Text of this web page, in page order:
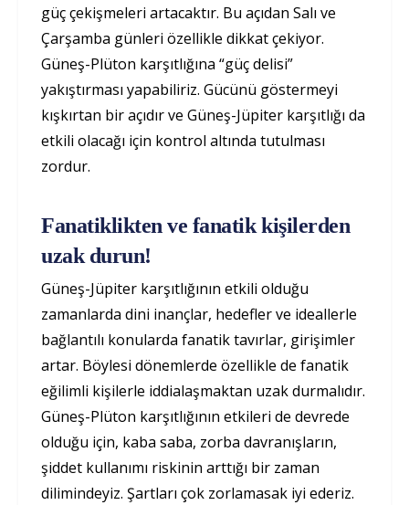
güç çekişmeleri artacaktır. Bu açıdan Salı ve
Çarşamba günleri özellikle dikkat çekiyor.
Güneş-Plüton karşıtlığına “güç delisi”
yakıştırması yapabiliriz. Gücünü göstermeyi
kışkırtan bir açıdır ve Güneş-Jüpiter karşıtlığı da
etkili olacağı için kontrol altında tutulması
zordur.
Fanatiklikten ve fanatik kişilerden
uzak durun!
Güneş-Jüpiter karşıtlığının etkili olduğu
zamanlarda dini inançlar, hedefler ve ideallerle
bağlantılı konularda fanatik tavırlar, girişimler
artar. Böylesi dönemlerde özellikle de fanatik
eğilimli kişilerle iddialaşmaktan uzak durmalıdır.
Güneş-Plüton karşıtlığının etkileri de devrede
olduğu için, kaba saba, zorba davranışların,
şiddet kullanımı riskinin arttığı bir zaman
dilimindeyiz. Şartları çok zorlamasak iyi ederiz.